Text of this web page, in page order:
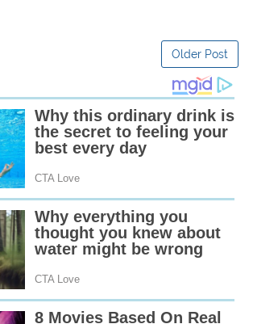
Older Post